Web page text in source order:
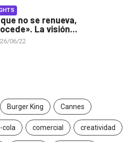
no se renueva,
La visión...
06/22
Burger King Cannes
cola comercial creatividad